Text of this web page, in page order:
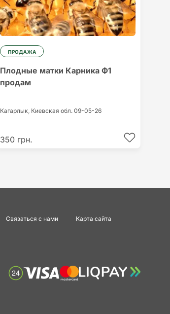
ПРОДАЖА
Плодные матки Карника Ф1
продам
Кагарлык, Киевская обл.09-05-26
350 грн.
Связаться с нами Карта сайта